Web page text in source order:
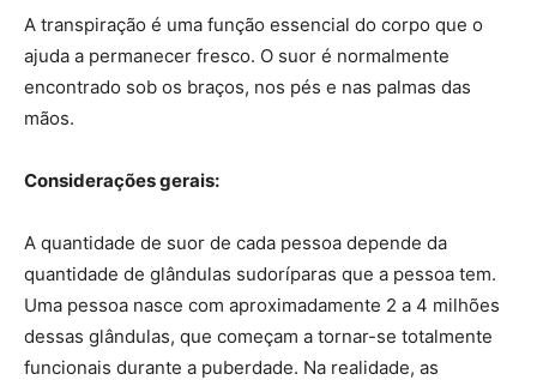
A transpiração é uma função essencial do corpo que o
ajuda a permanecer fresco. O suor é normalmente
encontrado sob os braços, nos pés e nas palmas das
mãos.
Considerações gerais:
A quantidade de suor de cada pessoa depende da
quantidade de glândulas sudoríparas que a pessoa tem.
Uma pessoa nasce com aproximadamente 2 a 4 milhões
dessas glândulas, que começam a tornar-se totalmente
funcionais durante a puberdade. Na realidade, as